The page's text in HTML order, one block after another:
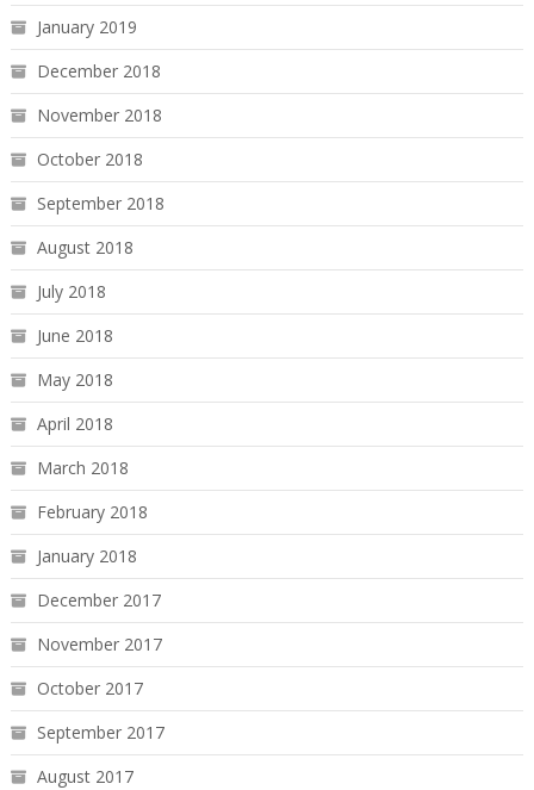
January 2019
December 2018
November 2018
October 2018
September 2018
August 2018
July 2018
June 2018
May 2018
April 2018
March 2018
February 2018
January 2018
December 2017
November 2017
October 2017
September 2017
August 2017